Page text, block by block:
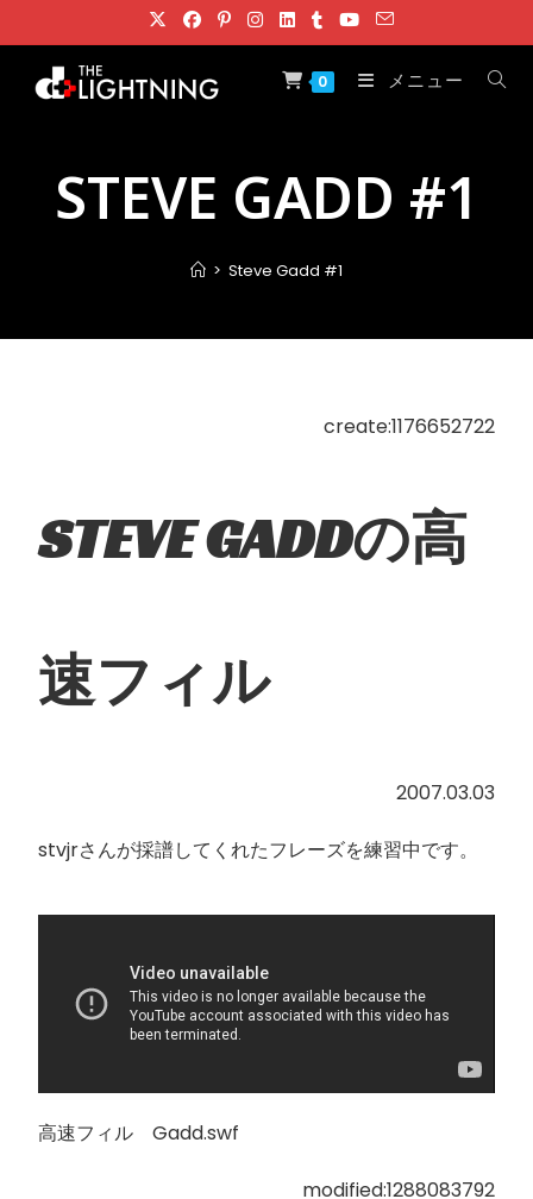
0 メニュー
STEVE GADD #1
> Steve Gadd #1
create:1176652722
STEVE GADDの高
速フィル
2007.03.03
stvjrさんが採譜してくれたフレーズを練習中です。
高速フィル Gadd.swf
modified:1288083792